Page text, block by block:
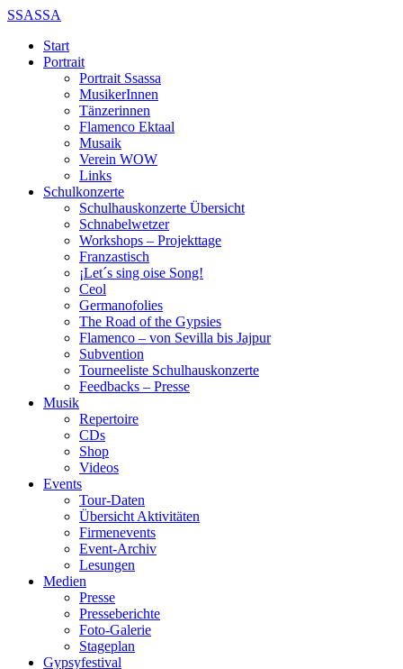
SSASSA
Start
Portrait
Portrait Ssassa
MusikerInnen
Tänzerinnen
Flamenco Ektaal
Musaik
Verein WOW
Links
Schulkonzerte
Schulhauskonzerte Übersicht
Schnabelwetzer
Workshops – Projekttage
Franzastisch
¡Let´s sing oise Song!
Ceol
Germanofolies
The Road of the Gypsies
Flamenco – von Sevilla bis Jajpur
Subvention
Tourneeliste Schulhauskonzerte
Feedbacks – Presse
Musik
Repertoire
CDs
Shop
Videos
Events
Tour-Daten
Übersicht Aktivitäten
Firmenevents
Event-Archiv
Lesungen
Medien
Presse
Presseberichte
Foto-Galerie
Stageplan
Gypsyfestival